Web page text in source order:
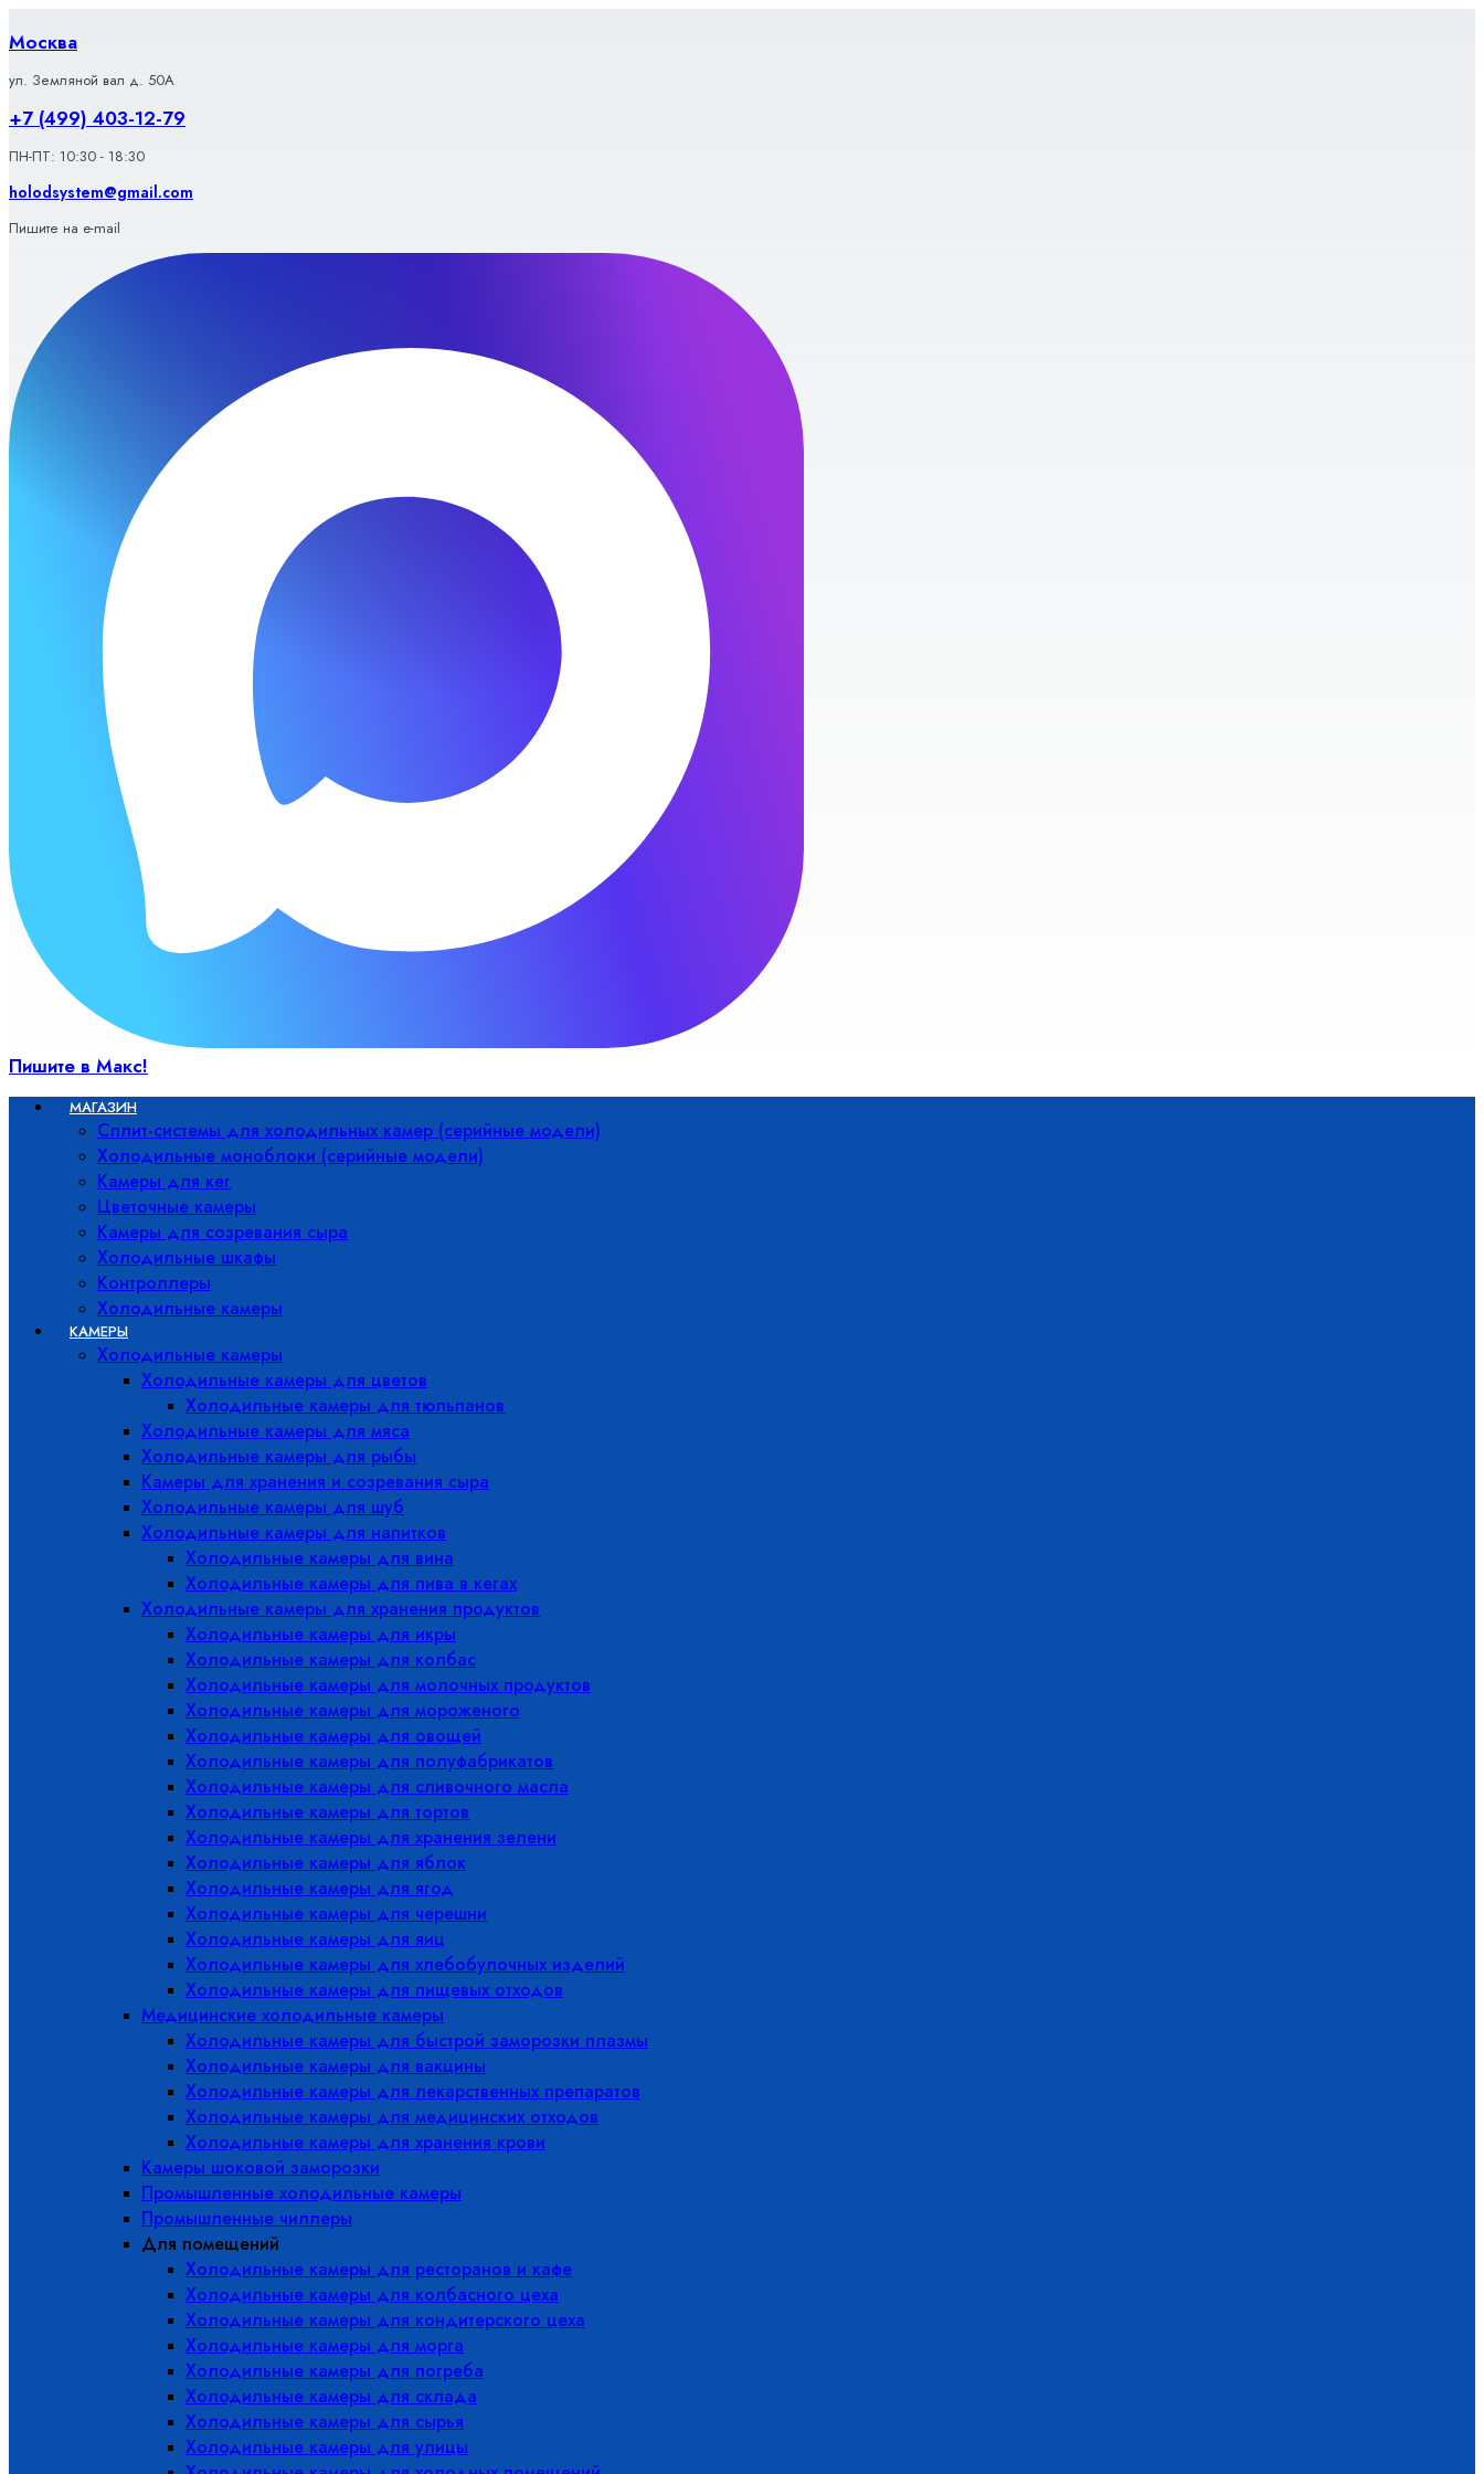
к
содержимому
Москва
ул. Земляной вал д. 50А
+7 (499) 403-12-79
ПН-ПТ: 10:30 - 18:30
holodsystem@gmail.com
Пишите на e-mail
Пишите в Макс!
МАГАЗИН
Сплит-системы для холодильных камер (серийные модели)
Холодильные моноблоки (серийные модели)
Камеры для кег
Цветочные камеры
Камеры для созревания сыра
Холодильные шкафы
Контроллеры
Холодильные камеры
КАМЕРЫ
Холодильные камеры
Холодильные камеры для цветов
Холодильные камеры для тюльпанов
Холодильные камеры для мяса
Холодильные камеры для рыбы
Камеры для хранения и созревания сыра
Холодильные камеры для шуб
Холодильные камеры для напитков
Холодильные камеры для вина
Холодильные камеры для пива в кегах
Холодильные камеры для хранения продуктов
Холодильные камеры для икры
Холодильные камеры для колбас
Холодильные камеры для молочных продуктов
Холодильные камеры для мороженого
Холодильные камеры для овощей
Холодильные камеры для полуфабрикатов
Холодильные камеры для сливочного масла
Холодильные камеры для тортов
Холодильные камеры для хранения зелени
Холодильные камеры для яблок
Холодильные камеры для ягод
Холодильные камеры для черешни
Холодильные камеры для яиц
Холодильные камеры для хлебобулочных изделий
Холодильные камеры для пищевых отходов
Медицинские холодильные камеры
Холодильные камеры для быстрой заморозки плазмы
Холодильные камеры для вакцины
Холодильные камеры для лекарственных препаратов
Холодильные камеры для медицинских отходов
Холодильные камеры для хранения крови
Камеры шоковой заморозки
Промышленные холодильные камеры
Промышленные чиллеры
Для помещений
Холодильные камеры для ресторанов и кафе
Холодильные камеры для колбасного цеха
Холодильные камеры для кондитерского цеха
Холодильные камеры для морга
Холодильные камеры для погреба
Холодильные камеры для склада
Холодильные камеры для сырья
Холодильные камеры для улицы